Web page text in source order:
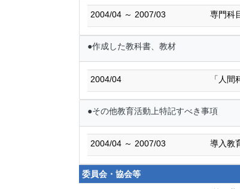
2004/04 ～ 2007/03 専門科
●作成した教科書、教材
2004/04 「人
●その他教育活動上特記すべき事項
2004/04 ～ 2007/03 導入教
委員会・協会等